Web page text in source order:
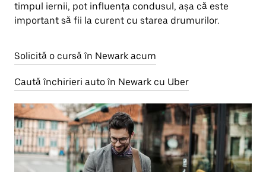
timpul iernii, pot influența condusul, așa că este
important să fii la curent cu starea drumurilor.
Solicită o cursă în Newark acum
Caută închirieri auto în Newark cu Uber